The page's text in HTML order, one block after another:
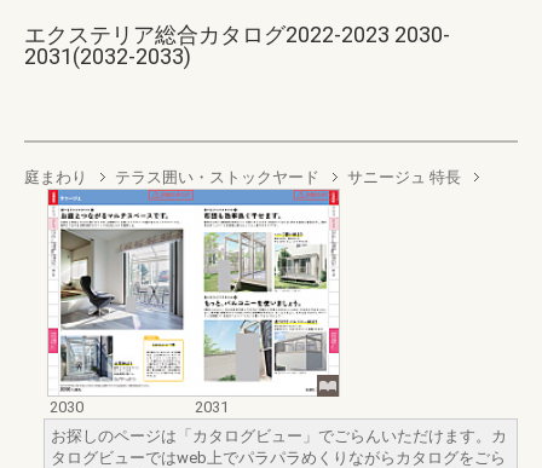
エクステリア総合カタログ2022-2023 2030-
2031(2032-2033)
庭まわり テラス囲い・ストックヤード サニージュ 特長
2030
2031
お探しのページは「カタログビュー」でごらんいただけます。カ
タログビューではweb上でパラパラめくりながらカタログをごら